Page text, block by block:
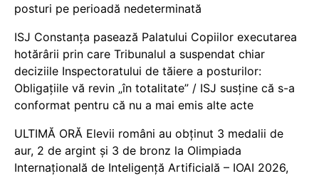
posturi pe perioadă nedeterminată
ISJ Constanța pasează Palatului Copiilor executarea
hotărârii prin care Tribunalul a suspendat chiar
deciziile Inspectoratului de tăiere a posturilor:
Obligațiile vă revin „în totalitate” / ISJ susține că s-a
conformat pentru că nu a mai emis alte acte
ULTIMĂ ORĂ Elevii români au obținut 3 medalii de
aur, 2 de argint și 3 de bronz la Olimpiada
Internațională de Inteligență Artificială – IOAI 2026,